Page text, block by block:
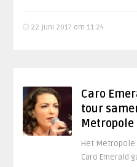
22 juni 2017 om 11:24
Caro
tour
Metropole
Het Metropole
Caro Emerald